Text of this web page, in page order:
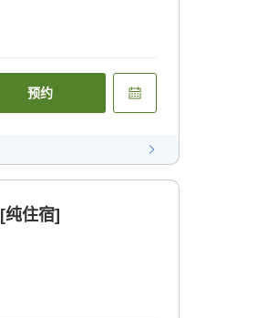
预约
住宿]